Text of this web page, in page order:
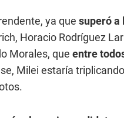
ya que superó a
Horacio Rodríguez
Morales, que entre
Milei estaría